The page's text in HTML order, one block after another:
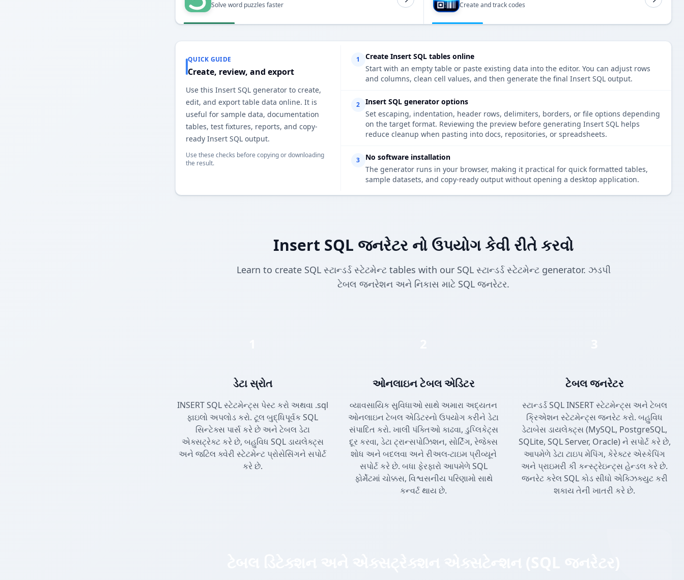
Solve word puzzles faster Create and track codes
QUICK GUIDE
Create, review, and export
Use this Insert SQL generator to create,
edit, and export table data online. It is
useful for sample data, documentation
tables, test fixtures, reports, and copy-
ready Insert SQL output.
Use these checks before copying or downloading
the result.
1
Create Insert SQL tables online
Start with an empty table or paste existing data into the editor. You can adjust rows
and columns, clean cell values, and then generate the final Insert SQL output.
2
Insert SQL generator options
Set escaping, indentation, header rows, delimiters, borders, or file options depending
on the target format. Reviewing the preview before generating Insert SQL helps
reduce cleanup when pasting into docs, repositories, or spreadsheets.
3
No software installation
The generator runs in your browser, making it practical for quick formatted tables,
sample datasets, and copy-ready output without opening a desktop application.
Insert SQL જનરેટર નો ઉપયોગ કેવી રીતે કરવો
Learn to create SQL સ્ટાન્ડર્ડ સ્ટેટમેન્ટ tables with our SQL સ્ટાન્ડર્ડ સ્ટેટમેન્ટ generator. ઝડપી
ટેબલ જનરેશન અને નિકાસ માટે SQL જનરેટર.
ડેટા સ્રોત
INSERT SQL સ્ટેટમેન્ટ્સ પેસ્ટ કરો અથવા .sql
ફાઇલો અપલોડ કરો. ટૂલ બુદ્ધિપૂર્વક SQL
સિન્ટેક્સ પાર્સ કરે છે અને ટેબલ ડેટા
એક્સટ્રેક્ટ કરે છે, બહુવિધ SQL ડાયલેક્ટ્સ
અને જટિલ ક્વેરી સ્ટેટમેન્ટ પ્રોસેસિંગને સપોર્ટ
કરે છે.
ઓનલાઇન ટેબલ એડિટર
વ્યાવસાયિક સુવિધાઓ સાથે અમારા અદ્યતન
ઓનલાઇન ટેબલ એડિટરનો ઉપયોગ કરીને ડેટા
સંપાદિત કરો. ખાલી પંક્તિઓ કાઢવા, ડુપ્લિકેટ્સ
દૂર કરવા, ડેટા ટ્રાન્સપોઝિશન, સોર્ટિંગ, રેજેક્સ
શોધ અને બદલવા અને રીઅલ-ટાઇમ પ્રીવ્યૂને
સપોર્ટ કરે છે. બધા ફેરફારો આપમેળે SQL
ફોર્મેટમાં ચોક્કસ, વિશ્વસનીય પરિણામો સાથે
કન્વર્ટ થાય છે.
ટેબલ જનરેટર
સ્ટાન્ડર્ડ SQL INSERT સ્ટેટમેન્ટ્સ અને ટેબલ
ક્રિએશન સ્ટેટમેન્ટ્સ જનરેટ કરો. બહુવિધ
ડેટાબેસ ડાયલેક્ટ્સ (MySQL, PostgreSQL,
SQLite, SQL Server, Oracle) ને સપોર્ટ કરે છે,
આપમેળે ડેટા ટાઇપ મેપિંગ, કેરેક્ટર એસ્કેપિંગ
અને પ્રાઇમરી કી કન્સ્ટ્રેઇન્ટ્સ હેન્ડલ કરે છે.
જનરેટ કરેલ SQL કોડ સીધો એક્ઝિક્યુટ કરી
શકાય તેની ખાતરી કરે છે.